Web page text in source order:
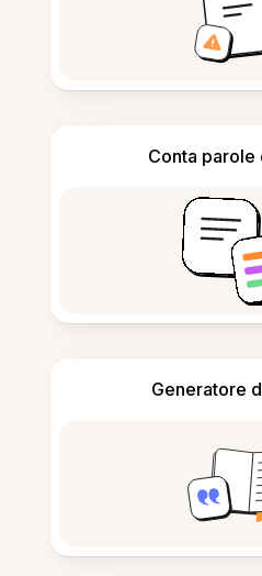
Conta parole
Generatore